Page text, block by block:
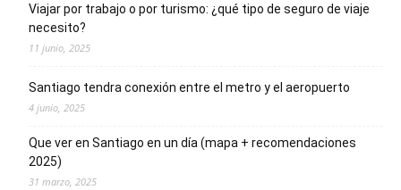
Viajar por trabajo o por turismo: ¿qué tipo de seguro de viaje
necesito?
11 junio, 2025
Santiago tendra conexión entre el metro y el aeropuerto
4 junio, 2025
Que ver en Santiago en un día (mapa + recomendaciones
2025)
31 marzo, 2025